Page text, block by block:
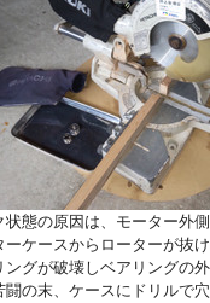
状態の原因は、モーター外
ーケースからローターが抜
ングが破壊しベアリングの
闘の末、ケースにドリルで